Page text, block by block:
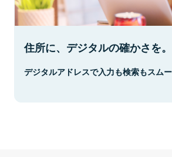
住所に、デジタルの確かさを。
デジタルアドレスで入力も検索もスムー